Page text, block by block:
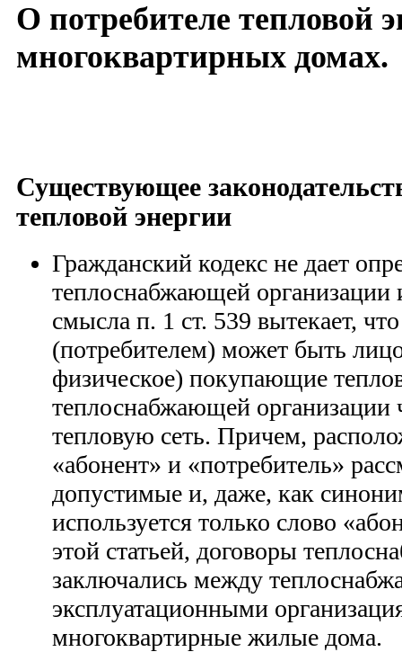
О потребителе тепловой
многоквартирных домах.
Существующее
тепловой энергии
Гражданский кодекс не дает
теплоснабжающей организации
смысла п. 1 ст. 539 вытекает,
(потребителем) может быть
физическое) покупающие
теплоснабжающей организации
тепловую сеть. Причем,
«абонент» и «потребитель»
допустимые и, даже, как
используется только слово
этой статьей, договоры
заключались между
эксплуатационными
многоквартирные жилые дома.